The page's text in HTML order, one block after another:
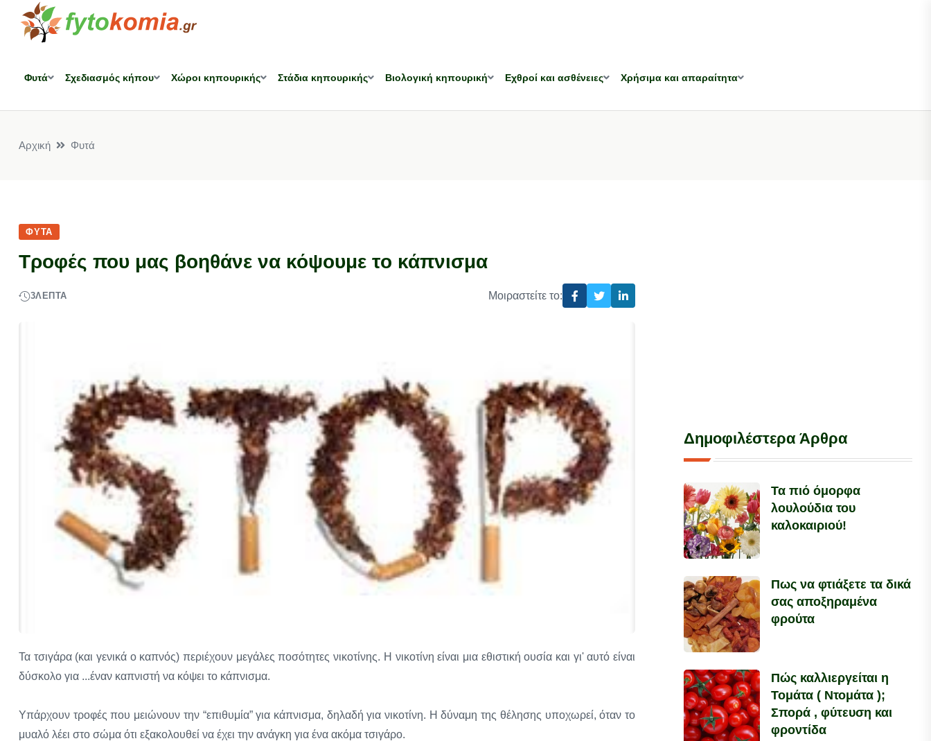
Φυτά Σχεδιασμός κήπου Χώροι κηπουρικής Στάδια κηπουρικής Βιολογική κηπουρική Εχθροί και ασθένειες Χρήσιμα και απαραίτητα
Αρχική Φυτά
ΦΥΤΆ
Τροφές που μας βοηθάνε να κόψουμε το κάπνισμα
3ΛΕΠΤΆ Μοιραστείτε το:
Τα τσιγάρα (και γενικά ο καπνός) περιέχουν μεγάλες ποσότητες νικοτίνης. Η νικοτίνη είναι μια εθιστική ουσία και γι' αυτό είναι
δύσκολο για ...έναν καπνιστή να κόψει το κάπνισμα.
Υπάρχουν τροφές που μειώνουν την “επιθυμία” για κάπνισμα, δηλαδή για νικοτίνη. Η δύναμη της θέλησης υποχωρεί, όταν το
μυαλό λέει στο σώμα ότι εξακολουθεί να έχει την ανάγκη για ένα ακόμα τσιγάρο.
Δημοφιλέστερα Άρθρα
Τα πιό όμορφα
λουλούδια του
καλοκαιριού!
Πως να φτιάξετε τα δικά
σας αποξηραμένα
φρούτα
Πώς καλλιεργείται η
Τομάτα ( Ντομάτα );
Σπορά , φύτευση και
φροντίδα